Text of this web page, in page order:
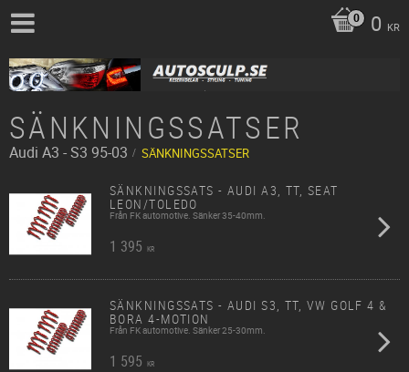
0 KR
SÄNKNINGSSATSER
Audi A3 - S3 95-03 SÄNKNINGSSATSER
SÄNKNINGSSATS - AUDI A3, TT, SEAT
LEON/TOLEDO
Från FK automotive. Sänker 35-40mm.
1 395 KR
SÄNKNINGSSATS - AUDI S3, TT, VW GOLF 4 &
BORA 4-MOTION
Från FK automotive. Sänker 25-30mm.
1 595 KR